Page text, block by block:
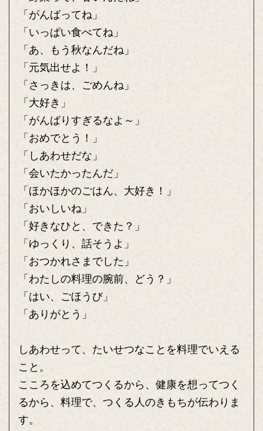
「がんばってね」
「いっぱい食べてね」
「あ、もう秋なんだね」
「元気出せよ！」
「さっきは、ごめんね」
「大好き」
「がんばりすぎるなよ～」
「おめでとう！」
「しあわせだな」
「会いたかったんだ」
「ほかほかのごはん、大好き！」
「おいしいね」
「好きなひと、できた？」
「ゆっくり、話そうよ」
「おつかれさまでした」
「わたしの料理の腕前、どう？」
「はい、ごほうび」
「ありがとう」
しあわせって、たいせつなことを料理でいえる
こと。
こころを込めてつくるから、健康を想ってつく
るから、料理で、つくる人のきもちが伝わりま
す。